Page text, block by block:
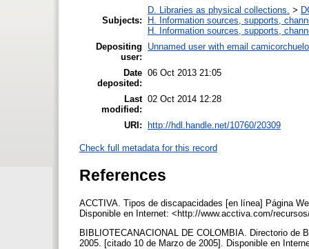
Subjects:
D. Libraries as physical collections. >
H. Information sources, supports,
H. Information sources, supports,
Depositing
user:
Unnamed user with email
Date
deposited:
06 Oct 2013 21:05
Last
modified:
02 Oct 2014 12:28
URI: http://hdl.handle.net/10760/20309
Check full metadata for this record
References
ACCTIVA. Tipos de discapacidades [en línea] Página
Disponible en Internet: <http://www.acctiva.com/
BIBLIOTECANACIONAL DE COLOMBIA. Directorio de
2005. [citado 10 de Marzo de 2005]. Disponible en